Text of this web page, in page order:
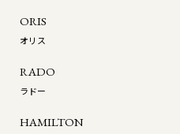
ORIS
オリス
RADO
ラドー
HAMILTON